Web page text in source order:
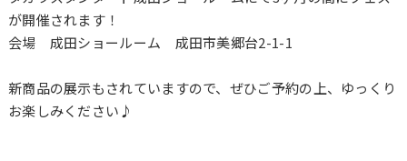
が開催されます！
会場 成田ショールーム 成田市美郷台2-1-1
新商品の展示もされていますので、ぜひご予約の上、ゆっくり
お楽しみください♪